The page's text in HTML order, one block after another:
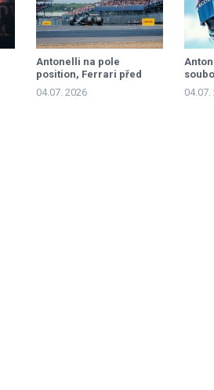
Antonelli na pole
position, Ferrari před
Russellem
04.07. 2026
04.07.